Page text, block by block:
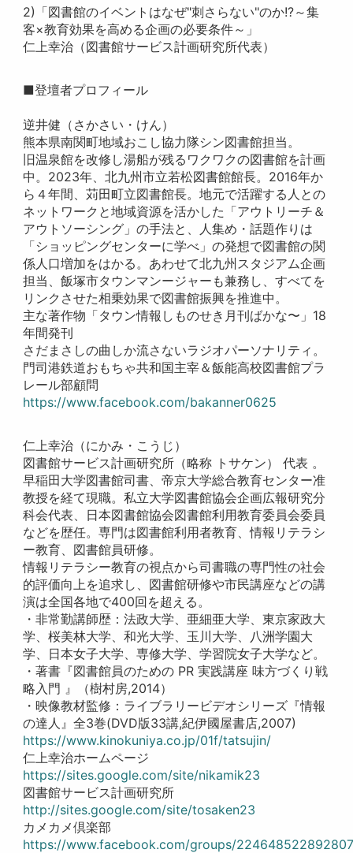
2)「図書館のイベントはなぜ"刺さらない"のか!?～集
客×教育効果を高める企画の必要条件～」
仁上幸治（図書館サービス計画研究所代表）
■登壇者プロフィール
逆井健（さかさい・けん）
熊本県南関町地域おこし協力隊シン図書館担当。
旧温泉館を改修し湯船が残るワクワクの図書館を計画
中。2023年、北九州市立若松図書館館長。2016年か
ら４年間、苅田町立図書館長。地元で活躍する人との
ネットワークと地域資源を活かした「アウトリーチ＆
アウトソーシング」の手法と、人集め・話題作りは
「ショッピングセンターに学べ」の発想で図書館の関
係人口増加をはかる。あわせて北九州スタジアム企画
担当、飯塚市タウンマンージャーも兼務し、すべてを
リンクさせた相乗効果で図書館振興を推進中。
主な著作物「タウン情報しものせき月刊ばかな〜」18
年間発刊
さだまさしの曲しか流さないラジオパーソナリティ。
門司港鉄道おもちゃ共和国主宰＆飯能高校図書館プラ
レール部顧問
https://www.facebook.com/bakanner0625
仁上幸治（にかみ・こうじ）
図書館サービス計画研究所（略称 トサケン） 代表 。
早稲田大学図書館司書、帝京大学総合教育センター准
教授を経て現職。私立大学図書館協会企画広報研究分
科会代表、日本図書館協会図書館利用教育委員会委員
などを歴任。専門は図書館利用者教育、情報リテラシ
ー教育、図書館員研修。
情報リテラシー教育の視点から司書職の専門性の社会
的評価向上を追求し、図書館研修や市民講座などの講
演は全国各地で400回を超える。
・非常勤講師歴：法政大学、亜細亜大学、東京家政大
学、桜美林大学、和光大学、玉川大学、八洲学園大
学、日本女子大学、専修大学、学習院女子大学など。
・著書『図書館員のための PR 実践講座 味方づくり戦
略入門 』（樹村房,2014）
・映像教材監修：ライブラリービデオシリーズ『情報
の達人』全3巻(DVD版33講,紀伊國屋書店,2007)
https://www.kinokuniya.co.jp/01f/tatsujin/
仁上幸治ホームページ
https://sites.google.com/site/nikamik23
図書館サービス計画研究所
http://sites.google.com/site/tosaken23
カメカメ倶楽部
https://www.facebook.com/groups/